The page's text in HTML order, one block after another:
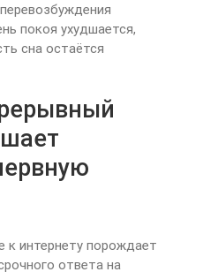
покоя ухудшается,
сна остаётся
к интернету порождает
ответа на